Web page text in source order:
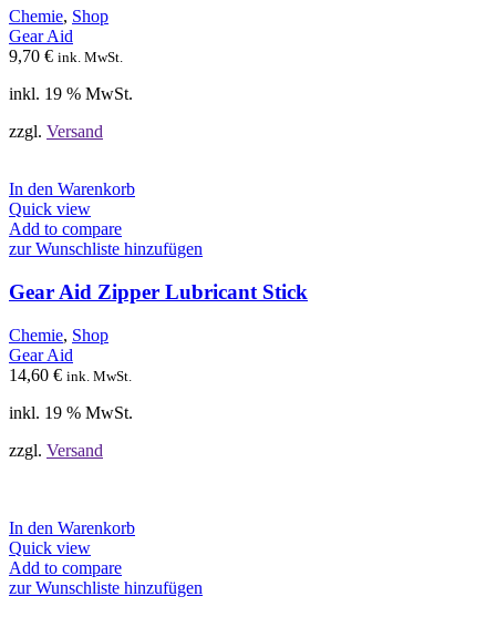
Chemie, Shop
Gear Aid
9,70 € ink. MwSt.
inkl. 19 % MwSt.
zzgl. Versand
In den Warenkorb
Quick view
Add to compare
zur Wunschliste hinzufügen
Gear Aid Zipper Lubricant Stick
Chemie, Shop
Gear Aid
14,60 € ink. MwSt.
inkl. 19 % MwSt.
zzgl. Versand
In den Warenkorb
Quick view
Add to compare
zur Wunschliste hinzufügen